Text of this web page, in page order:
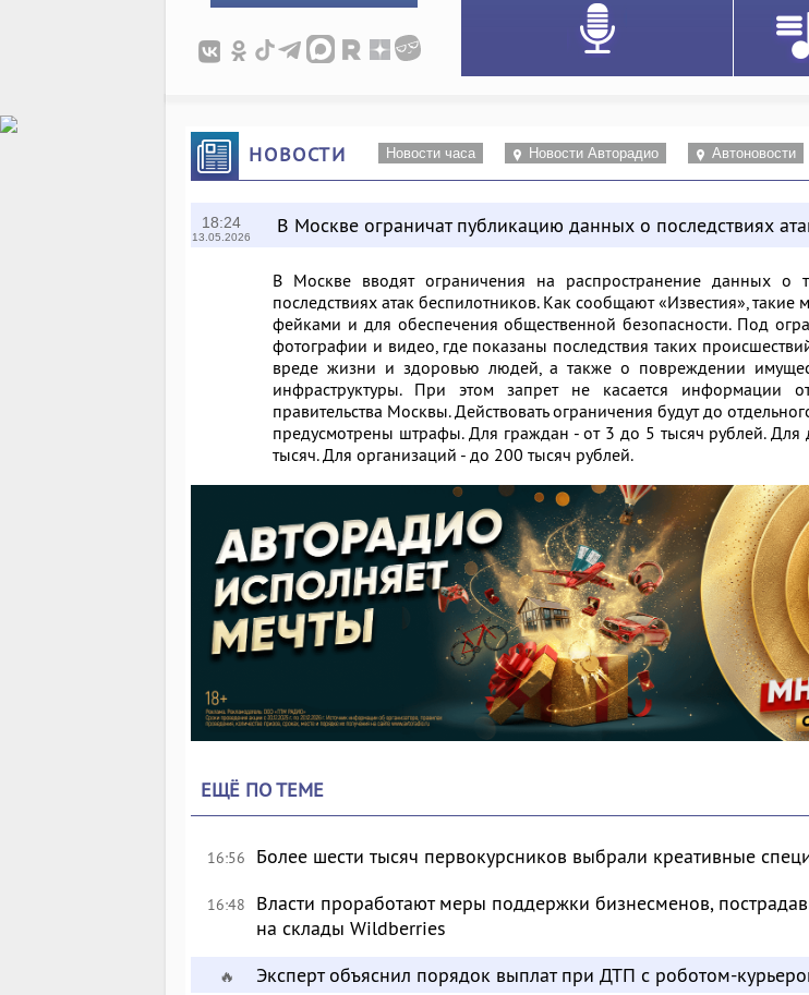
НОВОСТИ Новости часа Новости Авторадио Автоновости
18:24
13.05.2026 В Москве ограничат публикацию данных о последствиях
В Москве вводят ограничения на распространение данных о
последствиях атак беспилотников. Как сообщают «Известия»,
фейками и для обеспечения общественной безопасности. Под
фотографии и видео, где показаны последствия таких
вреде жизни и здоровью людей, а также о повреждении
инфраструктуры. При этом запрет не касается информации
правительства Москвы. Действовать ограничения будут до
предусмотрены штрафы. Для граждан - от 3 до 5 тысяч рублей.
тысяч. Для организаций - до 200 тысяч рублей.
ЕЩЁ ПО ТЕМЕ
16:56 Более шести тысяч первокурсников выбрали креативные
16:48
Власти проработают меры поддержки бизнесменов,
на склады Wildberries
🔥 Эксперт объяснил порядок выплат при ДТП с роботом-